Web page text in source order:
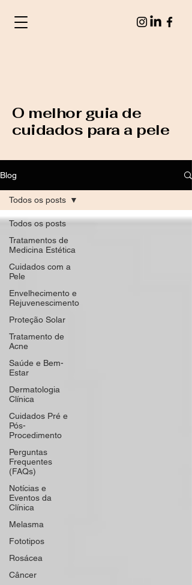
O melhor guia de
cuidados para a pele
Blog
Todos os posts
Tratamentos de
Medicina Estética
Cuidados com a
Pele
Envelhecimento e
Rejuvenescimento
Proteção Solar
Tratamento de
Acne
Saúde e Bem-
Estar
Dermatologia
Clínica
Cuidados Pré e
Pós-
Procedimento
Perguntas
Frequentes
(FAQs)
Notícias e
Eventos da
Clínica
Melasma
Fototipos
Rosácea
Câncer
Todos os posts